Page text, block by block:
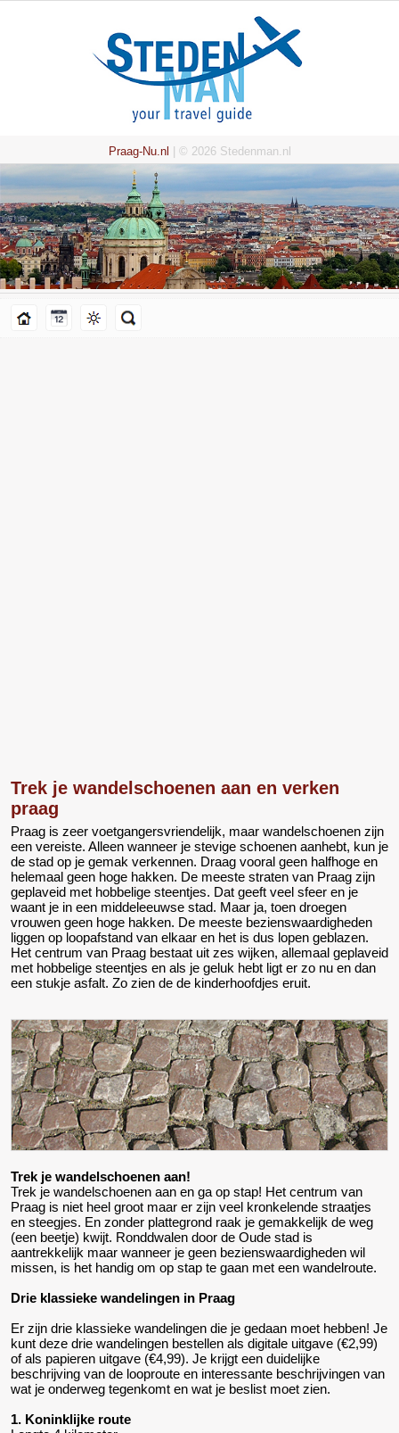
Praag-Nu.nl | © 2026 Stedenman.nl
Trek je wandelschoenen aan en verken
praag
Praag is zeer voetgangersvriendelijk, maar wandelschoenen zijn
een vereiste. Alleen wanneer je stevige schoenen aanhebt, kun je
de stad op je gemak verkennen. Draag vooral geen halfhoge en
helemaal geen hoge hakken. De meeste straten van Praag zijn
geplaveid met hobbelige steentjes. Dat geeft veel sfeer en je
waant je in een middeleeuwse stad. Maar ja, toen droegen
vrouwen geen hoge hakken. De meeste bezienswaardigheden
liggen op loopafstand van elkaar en het is dus lopen geblazen.
Het centrum van Praag bestaat uit zes wijken, allemaal geplaveid
met hobbelige steentjes en als je geluk hebt ligt er zo nu en dan
een stukje asfalt. Zo zien de de kinderhoofdjes eruit.
Trek je wandelschoenen aan!
Trek je wandelschoenen aan en ga op stap! Het centrum van
Praag is niet heel groot maar er zijn veel kronkelende straatjes
en steegjes. En zonder plattegrond raak je gemakkelijk de weg
(een beetje) kwijt. Ronddwalen door de Oude stad is
aantrekkelijk maar wanneer je geen bezienswaardigheden wil
missen, is het handig om op stap te gaan met een wandelroute.
Drie klassieke wandelingen in Praag
Er zijn drie klassieke wandelingen die je gedaan moet hebben! Je
kunt deze drie wandelingen bestellen als digitale uitgave (€2,99)
of als papieren uitgave (€4,99). Je krijgt een duidelijke
beschrijving van de looproute en interessante beschrijvingen van
wat je onderweg tegenkomt en wat je beslist moet zien.
1. Koninklijke route